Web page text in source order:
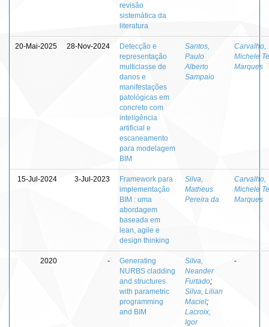
revisão
sistemática da
literatura
20-Mai-2025 28-Nov-2024
Detecção e
representação
multiclasse de
danos e
manifestações
patológicas em
concreto com
inteligência
artificial e
escaneamento
para modelagem
BIM
Santos,
Paulo
Alberto
Sampaio
Carvalho,
Michele
Marques
15-Jul-2024 3-Jul-2023
Framework para
implementação
BIM : uma
abordagem
baseada em
lean, agile e
design thinking
Silva,
Matheus
Pereira da
Carvalho,
Michele
Marques
2020 -
Generating
NURBS cladding
and structures
with parametric
programming
and BIM
Silva,
Neander
Furtado;
Silva, Lilian
Maciel;
Lacroix,
Igor
-